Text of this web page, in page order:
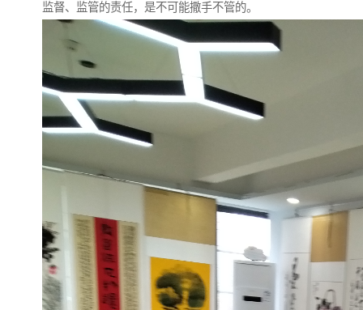
监督、监管的责任，是不可能撒手不管的。